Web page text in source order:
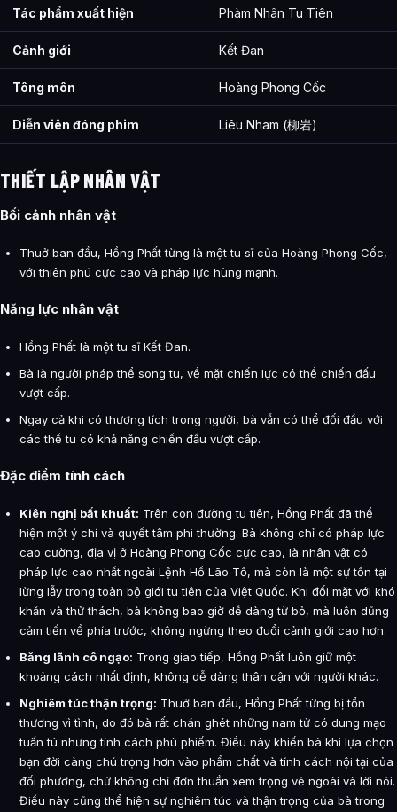
Tác phẩm xuất hiện Phàm Nhân Tu Tiên
Cảnh giới Kết Đan
Tông môn Hoàng Phong Cốc
Diễn viên đóng phim Liêu Nham (柳岩)
THIẾT LẬP NHÂN VẬT
Bối cảnh nhân vật
Thuở ban đầu, Hồng Phất từng là một tu sĩ của Hoàng Phong Cốc,
với thiên phú cực cao và pháp lực hùng mạnh.
Năng lực nhân vật
Hồng Phất là một tu sĩ Kết Đan.
Bà là người pháp thể song tu, về mặt chiến lực có thể chiến đấu
vượt cấp.
Ngay cả khi có thương tích trong người, bà vẫn có thể đối đầu với
các thể tu có khả năng chiến đấu vượt cấp.
Đặc điểm tính cách
Kiên nghị bất khuất: Trên con đường tu tiên, Hồng Phất đã thể
hiện một ý chí và quyết tâm phi thường. Bà không chỉ có pháp lực
cao cường, địa vị ở Hoàng Phong Cốc cực cao, là nhân vật có
pháp lực cao nhất ngoài Lệnh Hồ Lão Tổ, mà còn là một sự tồn tại
lừng lẫy trong toàn bộ giới tu tiên của Việt Quốc. Khi đối mặt với khó
khăn và thử thách, bà không bao giờ dễ dàng từ bỏ, mà luôn dũng
cảm tiến về phía trước, không ngừng theo đuổi cảnh giới cao hơn.
Băng lãnh cô ngạo: Trong giao tiếp, Hồng Phất luôn giữ một
khoảng cách nhất định, không dễ dàng thân cận với người khác.
Nghiêm túc thận trọng: Thuở ban đầu, Hồng Phất từng bị tổn
thương vì tình, do đó bà rất chán ghét những nam tử có dung mạo
tuấn tú nhưng tính cách phù phiếm. Điều này khiến bà khi lựa chọn
bạn đời càng chú trọng hơn vào phẩm chất và tính cách nội tại của
đối phương, chứ không chỉ đơn thuần xem trọng vẻ ngoài và lời nói.
Điều này cũng thể hiện sự nghiêm túc và thận trọng của bà trong